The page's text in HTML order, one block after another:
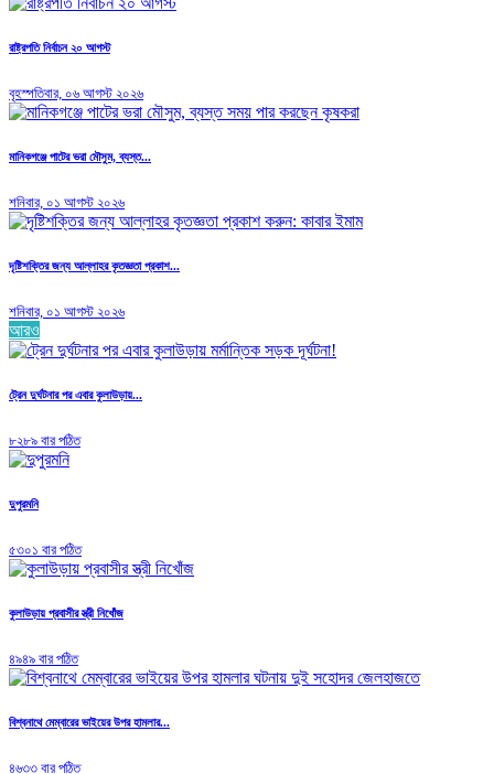
রাষ্ট্রপতি নির্বাচন ২০ আগস্ট
বৃহস্পতিবার, ০৬ আগস্ট ২০২৬
মানিকগঞ্জে পাটের ভরা মৌসুম, ব্যস্ত...
শনিবার, ০১ আগস্ট ২০২৬
দৃষ্টিশক্তির জন্য আল্লাহর কৃতজ্ঞতা প্রকাশ...
শনিবার, ০১ আগস্ট ২০২৬
আরও
ট্রেন দুর্ঘটনার পর এবার কুলাউড়ায়...
৮২৮৯ বার পঠিত
দুপুরমনি
৫৩০১ বার পঠিত
কুলাউড়ায় প্রবাসীর স্ত্রী নিখোঁজ
৪৯৪৯ বার পঠিত
বিশ্বনাথে মেম্বারের ভাইয়ের উপর হামলার...
৪৬৩৩ বার পঠিত